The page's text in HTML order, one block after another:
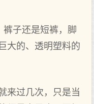
裤子还是短裤，脚
大的、透明塑料的
来过几次，只是当